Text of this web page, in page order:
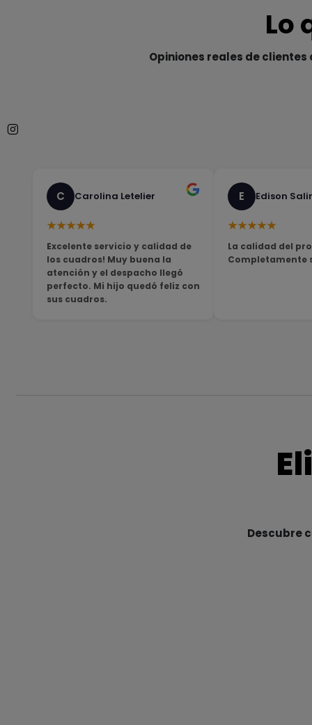
Lo
Opiniones reales de
C Carolina Letelier
★★★★★
Excelente servicio y calidad de
los cuadros! Muy buena la
atención y el despacho llegó
perfecto. Mi hijo quedó feliz con
sus cuadros.
E Edison
★★★★★
La calidad del
Completamente
Descubre